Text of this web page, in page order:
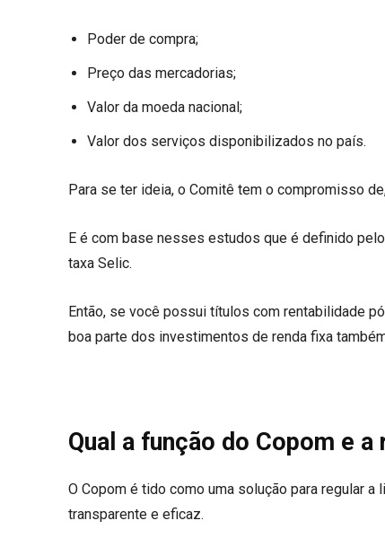
Poder de compra;
Preço das mercadorias;
Valor da moeda nacional;
Valor dos serviços disponibilizados no país.
Para se ter ideia, o Comitê tem o compromisso
E é com base nesses estudos que é definido
taxa Selic.
Então, se você possui títulos com rentabilidade
boa parte dos investimentos de renda fixa
Qual a função do Copom e
O Copom é tido como uma solução para regular
transparente e eficaz.